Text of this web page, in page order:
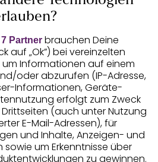
7 Partner brauchen Deine
auf „Ok”) bei vereinzelten
um Informationen auf einem
oder abzurufen (IP-Adresse,
Informationen, Geräte-
erfolgt zum Zweck
(auch unter Nutzung
E-Mail-Adressen), für
und Inhalte, Anzeigen- und
um Erkenntnisse über
zu gewinnen.